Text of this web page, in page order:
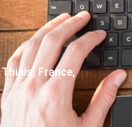
France,